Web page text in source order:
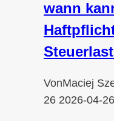
wann
VonMaciej
26 2026-04-26